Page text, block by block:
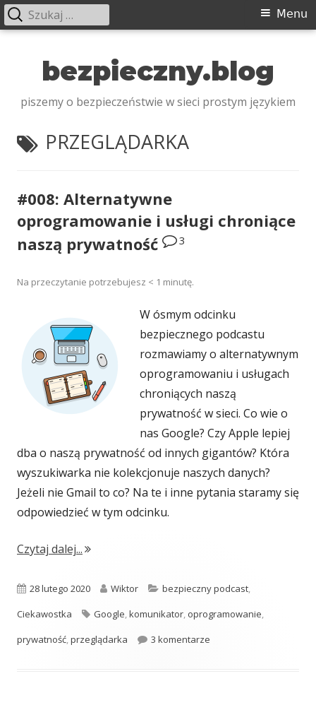
bezpieczny.blog
piszemy o bezpieczeństwie w sieci prostym językiem
Menu
Menu
Szukaj:
TAGI:
PRZEGLĄDARKA
#008: Alternatywne
oprogramowanie i usługi chroniące
naszą prywatność
3
Na przeczytanie potrzebujesz < 1 minutę.
W ósmym odcinku
bezpiecznego podcastu
rozmawiamy o alternatywnym
oprogramowaniu i usługach
chroniących naszą
prywatność w sieci. Co wie o
nas Google? Czy Apple lepiej
dba o naszą prywatność od innych gigantów? Która
wyszukiwarka nie kolekcjonuje naszych danych?
Jeżeli nie Gmail to co? Na te i inne pytania staramy się
odpowiedzieć w tym odcinku.
Czytaj dalej..."#008: Alternatywne oprogramowanie i
Opublikowano
28 lutego 2020 Autor
Wiktor Kategorie
bezpieczny podcast,
Ciekawostka
Tagi
Google,komunikator, oprogramowanie,
prywatność,przeglądarka 3 komentarze